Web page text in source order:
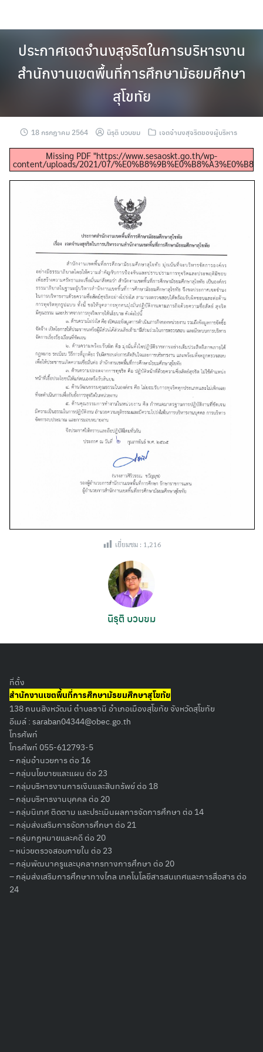
content
Search
for:
ประกาศเจตจำนงสุจริตในการบริหารงาน
สำนักงานเขตพื้นที่การศึกษามัธยมศึกษา
สุโขทัย
18 กรกฎาคม 2564 นิรุติ บวบขม เจตจำนงสุจริตของผู้บริหาร
Missing PDF "https://www.sesaoskt.go.th/wp-
content/uploads/2021/07/
เยี่ยมชม : 1,216
นิรุติ บวบขม
ที่ตั้ง
สำนักงานเขตพื้นที่การศึกษามัธยมศึกษาสุโขทัย
138 ถนนสิงหวัฒน์ ตำบลธานี อำเภอเมืองสุโขทัย จังหวัดสุโขทัย
อีเมล์ : saraban04344@obec.go.th
โทรศัพท์
โทรศัพท์ 055-612793-5
– กลุ่มอำนวยการ ต่อ 16
– กลุ่มนโยบายและแผน ต่อ 23
– กลุ่มบริหารงานการเงินและสินทรัพย์ ต่อ 18
– กลุ่มบริหารงานบุคคล ต่อ 20
– กลุ่มนิเทศ ติดตาม และประเมินผลการจัดการศึกษา ต่อ 14
– กลุ่มส่งเสริมการจัดการศึกษา ต่อ 21
– กลุ่มกฏหมายและคดี ต่อ 20
– หน่วยตรวจสอบภายใน ต่อ 23
– กลุ่มพัฒนาครูและบุคลากรทางการศึกษา ต่อ 20
– กลุ่มส่งเสริมการศึกษาทางไกล เทคโนโลยีสารสนเทศและการสื่อสาร ต่อ
24